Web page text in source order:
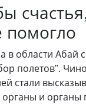
помогло
в области Абай
полетов".
стали
органы и органы